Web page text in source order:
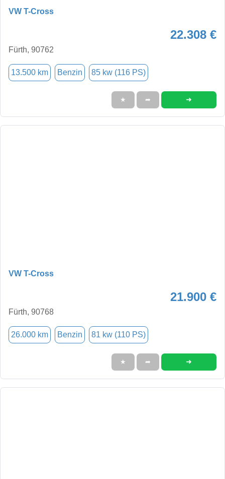
VW T-Cross
22.308 €
Fürth, 90762
13.500 km Benzin 85 kw (116 PS)
★ ➦ ➜
VW T-Cross
21.900 €
Fürth, 90768
26.000 km Benzin 81 kw (110 PS)
★ ➦ ➜